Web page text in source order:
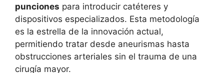
punciones para introducir catéteres y
dispositivos especializados. Esta metodología
es la estrella de la innovación actual,
permitiendo tratar desde aneurismas hasta
obstrucciones arteriales sin el trauma de una
cirugía mayor.